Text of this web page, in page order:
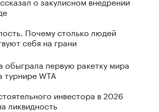
Почему столько людей
себя на грани
обыграла первую ракетку мира
WTA
инвестора в 2026
ликвидность